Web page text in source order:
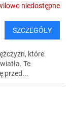
niedostępne
SZCZEGÓŁY
które
Te
przed...